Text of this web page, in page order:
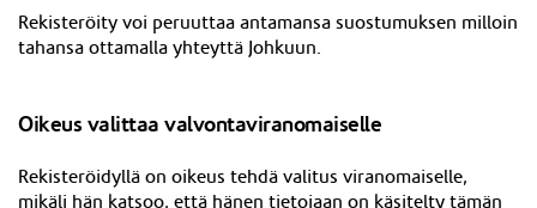
Rekisteröity voi peruuttaa antamansa suostumuksen milloin
tahansa ottamalla yhteyttä Johkuun.
Oikeus valittaa valvontaviranomaiselle
Rekisteröidyllä on oikeus tehdä valitus viranomaiselle,
mikäli hän katsoo, että hänen tietojaan on käsitelty tämän